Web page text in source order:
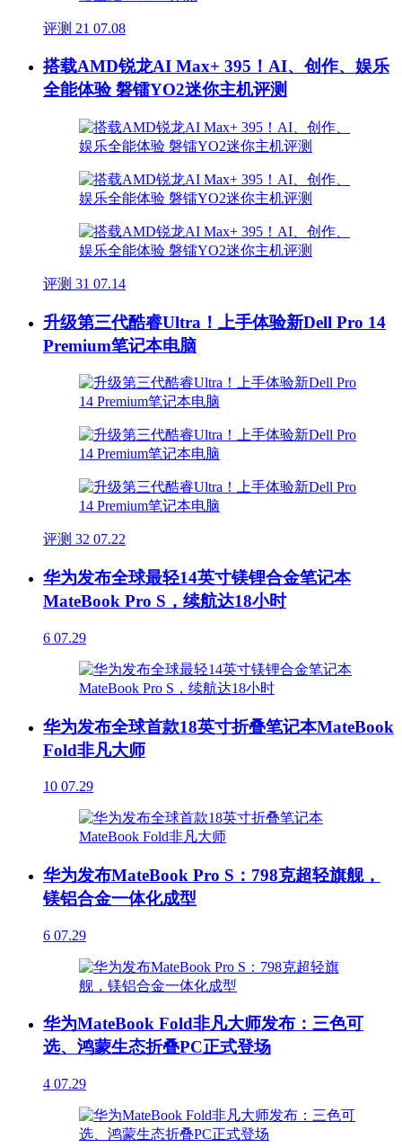
评测 21 07.08
搭载AMD锐龙AI Max+ 395！AI、创作、娱乐
全能体验 磐镭YO2迷你主机评测
评测 31 07.14
升级第三代酷睿Ultra！上手体验新Dell Pro 14
Premium笔记本电脑
评测 32 07.22
华为发布全球最轻14英寸镁锂合金笔记本
MateBook Pro S，续航达18小时
6 07.29
华为发布全球首款18英寸折叠笔记本MateBook
Fold非凡大师
10 07.29
华为发布MateBook Pro S：798克超轻旗舰，
镁铝合金一体化成型
6 07.29
华为MateBook Fold非凡大师发布：三色可
选、鸿蒙生态折叠PC正式登场
4 07.29